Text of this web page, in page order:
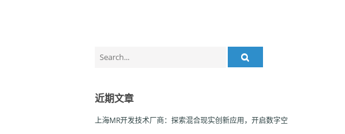
for:
近期文章
上海MR开发技术厂商：探索混合现实创新应用，开启数字空